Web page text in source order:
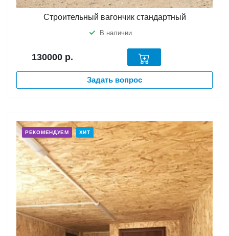
Строительный вагончик стандартный
В наличии
130000 р.
Задать вопрос
РЕКОМЕНДУЕМ ХИТ